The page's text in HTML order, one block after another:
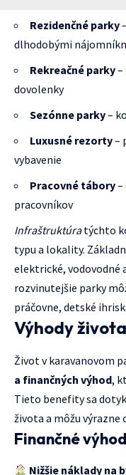
Rezidenčné parky
dlhodobými
Rekreačné parky–
dovolenky
Sezónne parky–
Luxusné rezorty–
vybavenie
Pracovné tábory–
pracovníkov
Infraštruktúratýchto
typu a lokality.
elektrické, vodovodné
rozvinutejšie parky
práčovne, detské
Výhody
Život v karavanovom
a finančných výhod,
Tieto benefity sa
života a môžu
Finančné
Nižšie náklady na